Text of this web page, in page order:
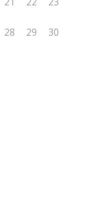
28 29 30